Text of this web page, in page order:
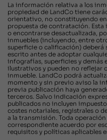
La información relativa a los
propiedad de LandCo tiene
orientativo, no constituyendo
propuesta de contratación.
o encontrarse desactualizada,
inmuebles (incluyendo, entre
superficie o calificación)
escrito antes de adoptar
infografías, superficies y demás
ilustrativos y pueden no reflejar
inmueble. LandCo podrá
momento y sin previo aviso la
previa publicación haya
terceros. Salvo indicación
publicados no incluyen
costes notariales, registrales o
a la transmisión. Toda
correspondiente acuerdo por
requisitos y políticas aplicables